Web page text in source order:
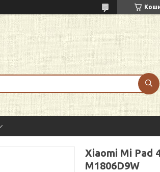
Xiaomi Mi Pad
M1806D9W